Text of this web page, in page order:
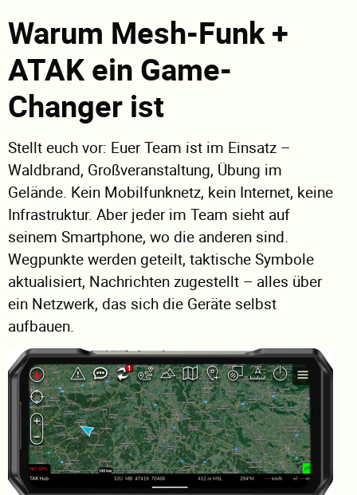
Warum Mesh-Funk +
ATAK ein Game-
Changer ist
Stellt euch vor: Euer Team ist im Einsatz –
Waldbrand, Großveranstaltung, Übung im
Gelände. Kein Mobilfunknetz, kein Internet, keine
Infrastruktur. Aber jeder im Team sieht auf
seinem Smartphone, wo die anderen sind.
Wegpunkte werden geteilt, taktische Symbole
aktualisiert, Nachrichten zugestellt – alles über
ein Netzwerk, das sich die Geräte selbst
aufbauen.